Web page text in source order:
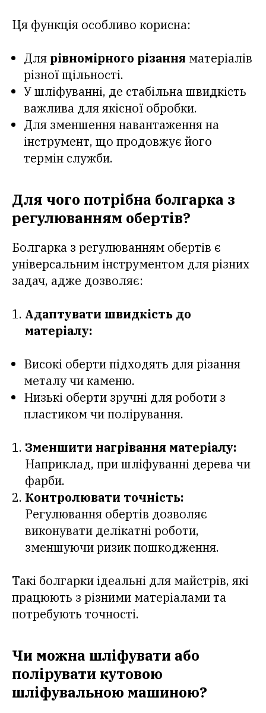
Ця функція особливо корисна:
Для рівномірного різання матеріалів
різної щільності.
У шліфуванні, де стабільна швидкість
важлива для якісної обробки.
Для зменшення навантаження на
інструмент, що продовжує його
термін служби.
Для чого потрібна болгарка з
регулюванням обертів?
Болгарка з регулюванням обертів є
універсальним інструментом для різних
задач, адже дозволяє:
Адаптувати швидкість до
матеріалу:
Високі оберти підходять для різання
металу чи каменю.
Низькі оберти зручні для роботи з
пластиком чи полірування.
Зменшити нагрівання матеріалу:
Наприклад, при шліфуванні дерева чи
фарби.
Контролювати точність:
Регулювання обертів дозволяє
виконувати делікатні роботи,
зменшуючи ризик пошкодження.
Такі болгарки ідеальні для майстрів, які
працюють з різними матеріалами та
потребують точності.
Чи можна шліфувати або
полірувати кутовою
шліфувальною машиною?